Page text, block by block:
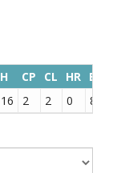
H CP CL HR BB
16 2 2 0 8